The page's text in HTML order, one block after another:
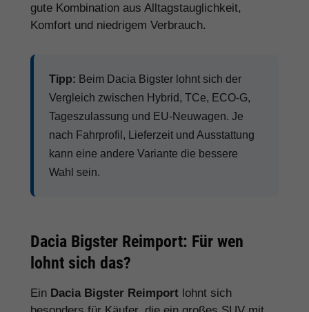
gute Kombination aus Alltagstauglichkeit,
Komfort und niedrigem Verbrauch.
Tipp: Beim Dacia Bigster lohnt sich der
Vergleich zwischen Hybrid, TCe, ECO-G,
Tageszulassung und EU-Neuwagen. Je
nach Fahrprofil, Lieferzeit und Ausstattung
kann eine andere Variante die bessere
Wahl sein.
Dacia Bigster Reimport: Für wen
lohnt sich das?
Ein Dacia Bigster Reimport lohnt sich